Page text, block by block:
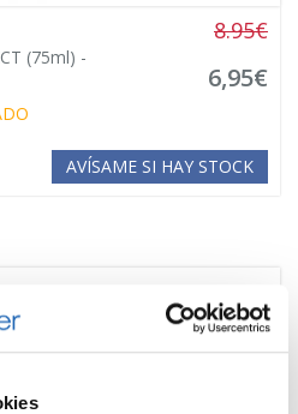
(75ml) -
8.95€
6,95€
AVÍSAME SI HAY STOCK